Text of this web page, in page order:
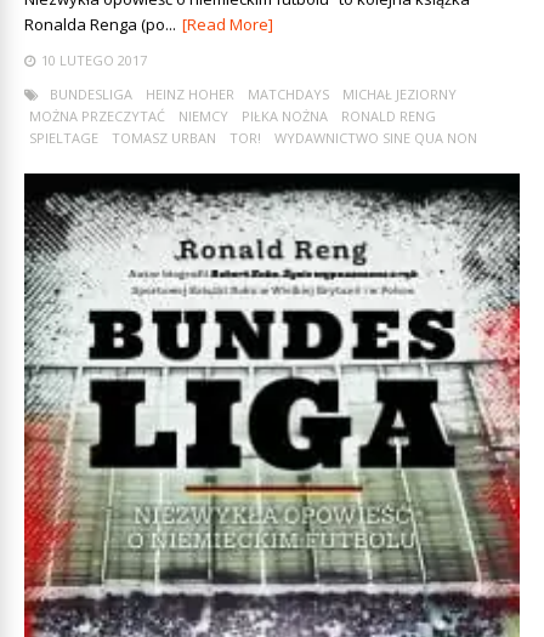
Ronalda Renga (po... [Read More]
10 LUTEGO 2017
BUNDESLIGA
HEINZ HOHER MATCHDAYS
MICHAŁ JEZIORNY
MOŻNA PRZECZYTAĆ
NIEMCY PIŁKA NOŻNA
RONALD RENG
SPIELTAGE
TOMASZ URBAN TOR! WYDAWNICTWO SINE QUA NON